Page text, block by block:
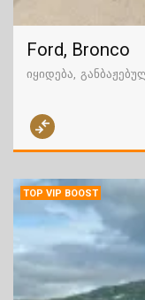
Ford, Bronco
იყიდება
TOP VIP BOOST